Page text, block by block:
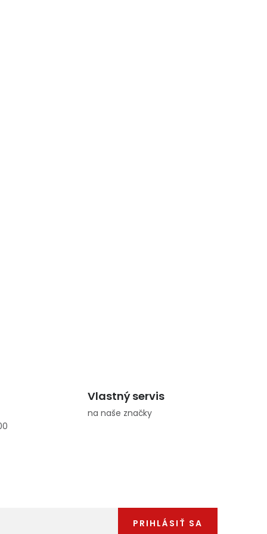
Vlastný servis
na naše značky
PRIHLÁSIŤ SA